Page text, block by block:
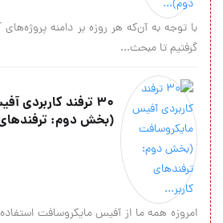
گرفتیم تا مبحث...
30 ترفند
(بخش دوم:
امروزه همه ما از آفیس مایکروسافت